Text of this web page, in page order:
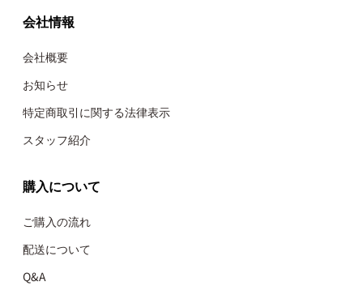
会社情報
会社概要
お知らせ
特定商取引に関する法律表示
スタッフ紹介
購入について
ご購入の流れ
配送について
Q&A